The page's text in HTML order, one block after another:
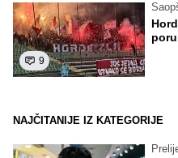
9
NAJČITANIJE IZ KATEGORIJE